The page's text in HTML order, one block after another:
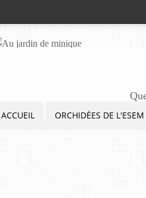
ACCUEIL ORCHIDÉES DE L'ESEM